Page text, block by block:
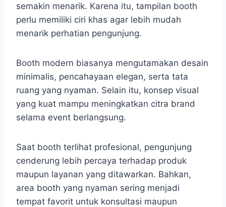
semakin menarik. Karena itu, tampilan booth
perlu memiliki ciri khas agar lebih mudah
menarik perhatian pengunjung.
Booth modern biasanya mengutamakan desain
minimalis, pencahayaan elegan, serta tata
ruang yang nyaman. Selain itu, konsep visual
yang kuat mampu meningkatkan citra brand
selama event berlangsung.
Saat booth terlihat profesional, pengunjung
cenderung lebih percaya terhadap produk
maupun layanan yang ditawarkan. Bahkan,
area booth yang nyaman sering menjadi
tempat favorit untuk konsultasi maupun